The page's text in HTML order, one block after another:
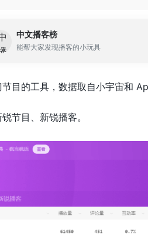
中文播客榜
能帮大家发现播客的小玩具
目的工具，数据取自小宇宙和
节目、新锐播客。